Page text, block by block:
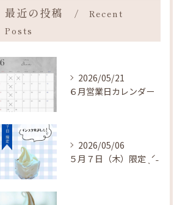
最近の投稿
Recent
Posts
2026/05/21
６月営業日カレンダー
2026/05/06
５月７日（木）限定 ˎˊ˗